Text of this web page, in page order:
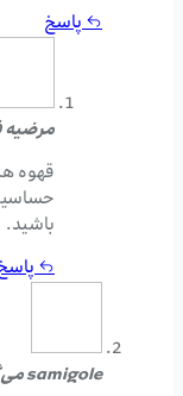
پاسخ
مرضیه
قهوه
باشید.
samigole